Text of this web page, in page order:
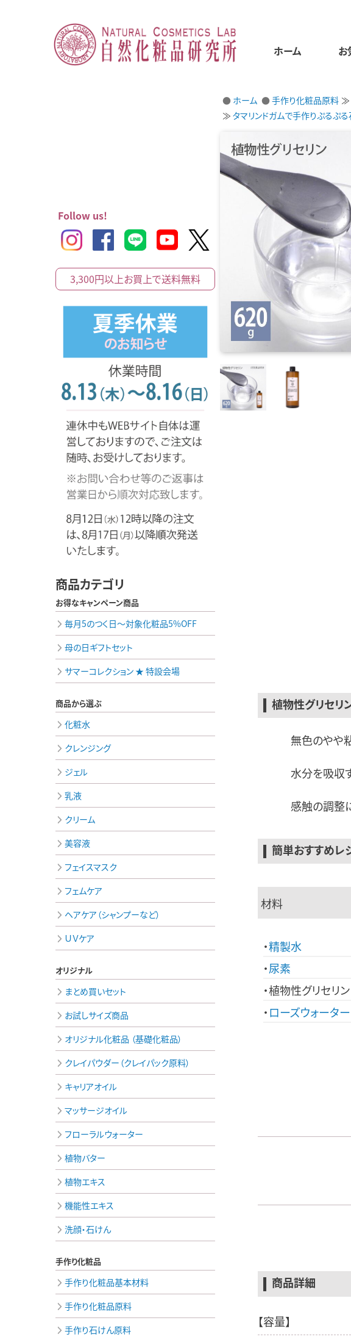
ホーム お
ホーム 手作り化粧品原料
タマリンドガムで手作りぷるぷる
植物性グリセリ
無色のやや
水分を吸収
感触の調整
簡単おすすめレ
材料
精製水
尿素
植物性グリセリン
ローズウォーター
商品詳細
【容量】
Follow us!
3,300円以上お買上で送料無料
商品カテゴリ
お得なキャンペーン商品
毎月5のつく日～対象化粧品5%OFF
母の日ギフトセット
サマーコレクション ★ 特設会場
商品から選ぶ
化粧水
クレンジング
ジェル
乳液
クリーム
美容液
フェイスマスク
フェムケア
ヘアケア（シャンプーなど）
ＵＶケア
オリジナル
まとめ買いセット
お試しサイズ商品
オリジナル化粧品 （基礎化粧品）
クレイパウダー（クレイパック原料）
キャリアオイル
マッサージオイル
フローラルウォーター
植物バター
植物エキス
機能性エキス
洗顔・石けん
手作り化粧品
手作り化粧品基本材料
手作り化粧品原料
手作り石けん原料